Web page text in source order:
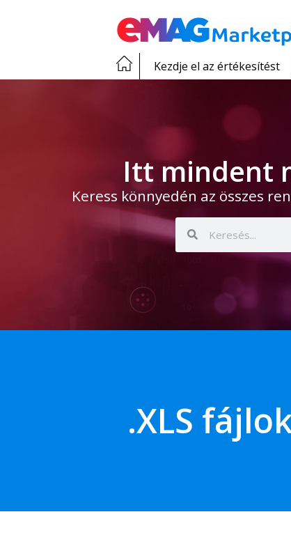
Kezdje el az értékesítést
Itt mindent
Keress könnyedén az összes
.XLS